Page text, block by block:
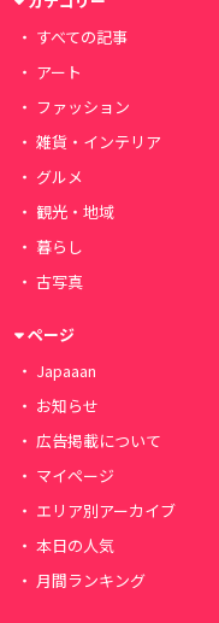
すべての記事
アート
ファッション
雑貨・インテリア
グルメ
観光・地域
暮らし
古写真
ページ
Japaaan
お知らせ
広告掲載について
マイページ
エリア別アーカイブ
本日の人気
月間ランキング